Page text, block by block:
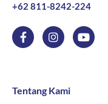
+62 811-8242-224
F
a
o
I
n
g
r
Y
o
Tentang Kami